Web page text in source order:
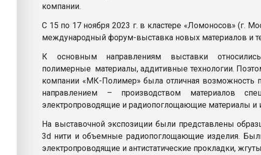
компании.
C 15 по 17 ноября 2023 г. в кластере «Ломоносов» (г.
международный форум-выставка новых материалов и
К основным направлениям выставки
полимерные материалы, аддитивные технологии.
компании «МК-Полимер» была отличная возможность
направлением – производством материалов
электропроводящие и радиопоглощающие материалы и
На выставочной экспозиции были представлены
3d нити и объемные радиопоглощающие изделия.
электропроводящие и антистатические прокладки,